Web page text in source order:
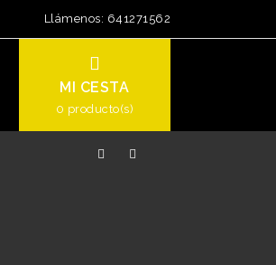
Llámenos: 641271562
MI CESTA
0 producto(s)